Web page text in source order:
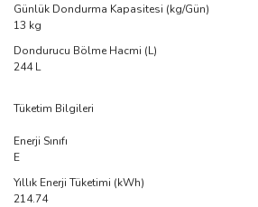
Günlük Dondurma Kapasitesi (kg/Gün)
13 kg
Dondurucu Bölme Hacmi (L)
244 L
Tüketim Bilgileri
Enerji Sınıfı
E
Yıllık Enerji Tüketimi (kWh)
214.74